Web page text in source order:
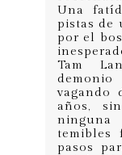
Una
pistas de
por el
Tam
vagando
años,
temibles
pasos